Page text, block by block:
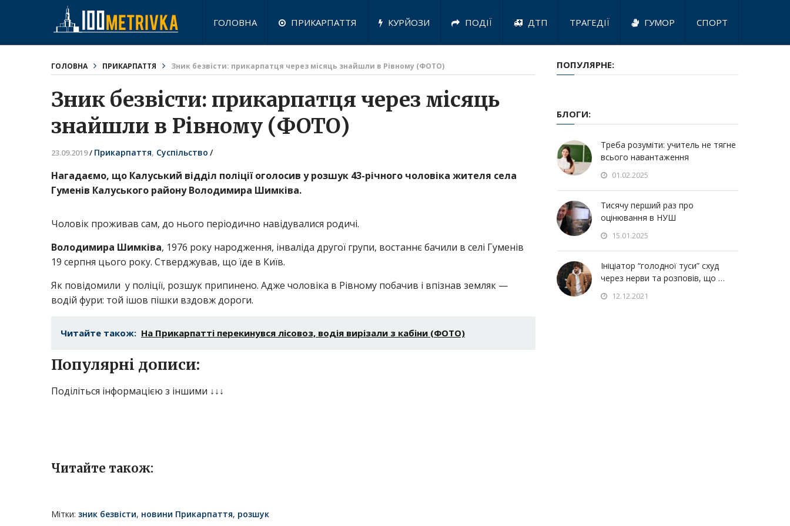
ГОЛОВНА ПРИКАРПАТТЯ КУРЙОЗИ ПОДІЇ ДТП ТРАГЕДІЇ ГУМОР СПОРТ
ГОЛОВНА ПРИКАРПАТТЯ Зник безвісти: прикарпатця через місяць знайшли в Рівному (ФОТО)
Зник безвісти: прикарпатця через місяць
знайшли в Рівному (ФОТО)
23.09.2019/ Прикарпаття, Суспільство /
Нагадаємо, що Калуський відділ поліції оголосив у розшук 43-річного чоловіка жителя села
Гуменів Калуського району Володимира Шимківа.
Чоловік проживав сам, до нього періодично навідувалися родичі.
Володимира Шимківа, 1976 року народження, інваліда другої групи, востаннє бачили в селі Гуменів
19 серпня цього року. Стверджував, що їде в Київ.
Як повідомили у поліції, розшук припинено. Адже чоловіка в Рівному побачив і впізнав земляк —
водій фури: той ішов пішки вздовж дороги.
Читайте також: На Прикарпатті перекинувся лісовоз, водія вирізали з кабіни (ФОТО)
Популярні дописи:
Поділіться інформацією з іншими ↓↓↓
Читайте також:
Мітки: зник безвісти, новини Прикарпаття, розшук
ПОПУЛЯРНЕ:
БЛОГИ:
Треба розуміти: учитель не тягне
всього навантаження
01.02.2025
Тисячу перший раз про
оцінювання в НУШ
15.01.2025
Ініціатор “голодної туси” схуд
через нерви та розповів, що …
12.12.2021